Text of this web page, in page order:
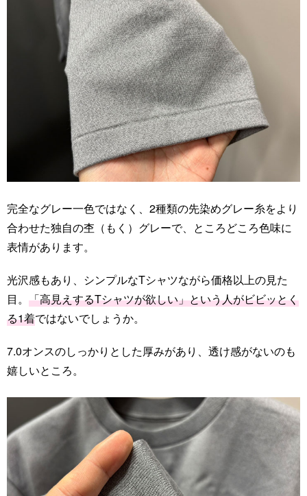
完全なグレー一色ではなく、2種類の先染めグレー糸をより
合わせた独自の杢（もく）グレーで、ところどころ色味に
表情があります。
光沢感もあり、シンプルなTシャツながら価格以上の見た
目。 「高見えするTシャツが欲しい」という人がビビッとく
る1着ではないでしょうか。
7.0オンスのしっかりとした厚みがあり、透け感がないのも
嬉しいところ。